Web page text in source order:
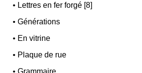
• Lettres en fer forgé [8]
•Générations
• En vitrine
• Plaque de rue
•Grammaire